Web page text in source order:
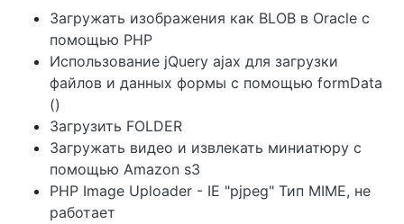
Загружать изображения как BLOB в Oracle с
помощью PHP
Использование jQuery ajax для загрузки
файлов и данных формы с помощью formData
()
Загрузить FOLDER
Загружать видео и извлекать миниатюру с
помощью Amazon s3
PHP Image Uploader - IE "pjpeg" Тип MIME, не
работает